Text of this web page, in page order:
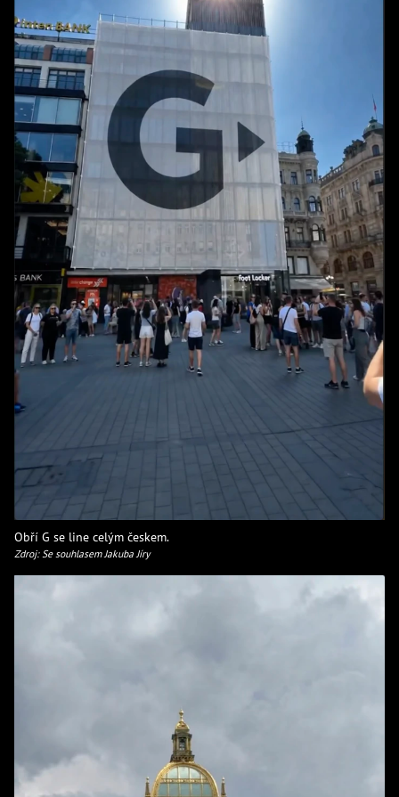
Obří G se line celým českem.
Zdroj: Se souhlasem Jakuba Jíry